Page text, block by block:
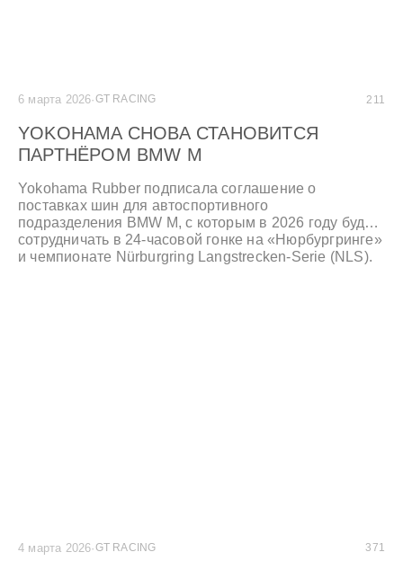
6 марта 2026·GT RACING 211
YOKOHAMA СНОВА СТАНОВИТСЯ
ПАРТНЁРОМ BMW M
Yokohama Rubber подписала соглашение о
поставках шин для автоспортивного
подразделения BMW M, с которым в 2026 году будет
сотрудничать в 24-часовой гонке на «Нюрбургринге»
и чемпионате Nürburgring Langstrecken-Serie (NLS).
4 марта 2026·GT RACING 371